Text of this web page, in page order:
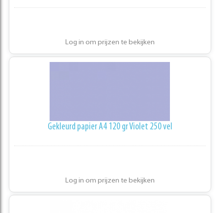
Log in om prijzen te bekijken
Gekleurd papier A4 120 gr Violet 250 vel
Log in om prijzen te bekijken